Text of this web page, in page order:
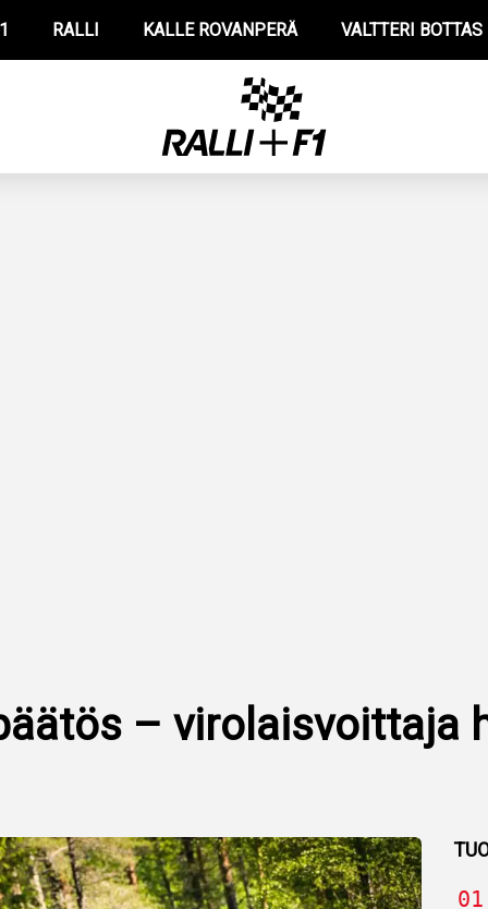
RALLI KALLE ROVANPERÄ VALTTERI BOTTAS
– virolaisvoittaja